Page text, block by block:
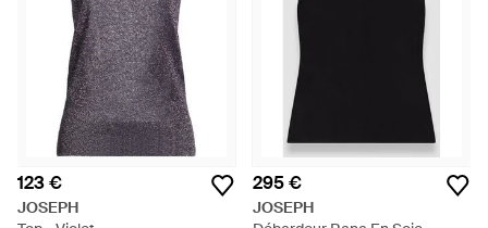
123 €
JOSEPH
295 €
JOSEPH